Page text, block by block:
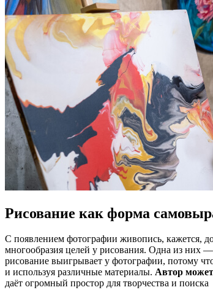
Рисование как форма
С появлением фотографии живопись, кажется,
многообразия целей у рисования. Одна из них —
рисование выигрывает у фотографии, потому
и используя различные материалы. Автор
даёт огромный простор для творчества и поиска